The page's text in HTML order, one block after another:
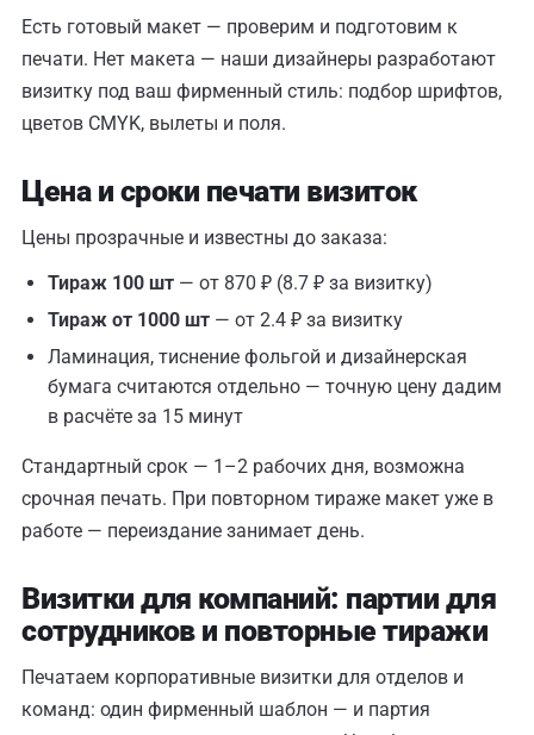
Есть готовый макет — проверим и подготовим к
печати. Нет макета — наши дизайнеры разработают
визитку под ваш фирменный стиль: подбор шрифтов,
цветов CMYK, вылеты и поля.
Цена и сроки печати визиток
Цены прозрачные и известны до заказа:
Тираж 100 шт — от 870 ₽ (8.7 ₽ за визитку)
Тираж от 1000 шт — от 2.4 ₽ за визитку
Ламинация, тиснение фольгой и дизайнерская
бумага считаются отдельно — точную цену дадим
в расчёте за 15 минут
Стандартный срок — 1–2 рабочих дня, возможна
срочная печать. При повторном тираже макет уже в
работе — переиздание занимает день.
Визитки для компаний: партии для
сотрудников и повторные тиражи
Печатаем корпоративные визитки для отделов и
команд: один фирменный шаблон — и партия